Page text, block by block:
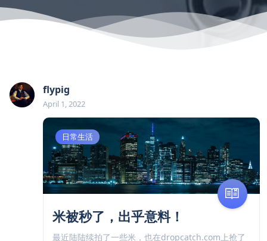
flypig
April 1, 2022
日常生活
米被秒了，出乎意料！
最近陆陆续拍了一些米，也在dropcatch.com上抢了